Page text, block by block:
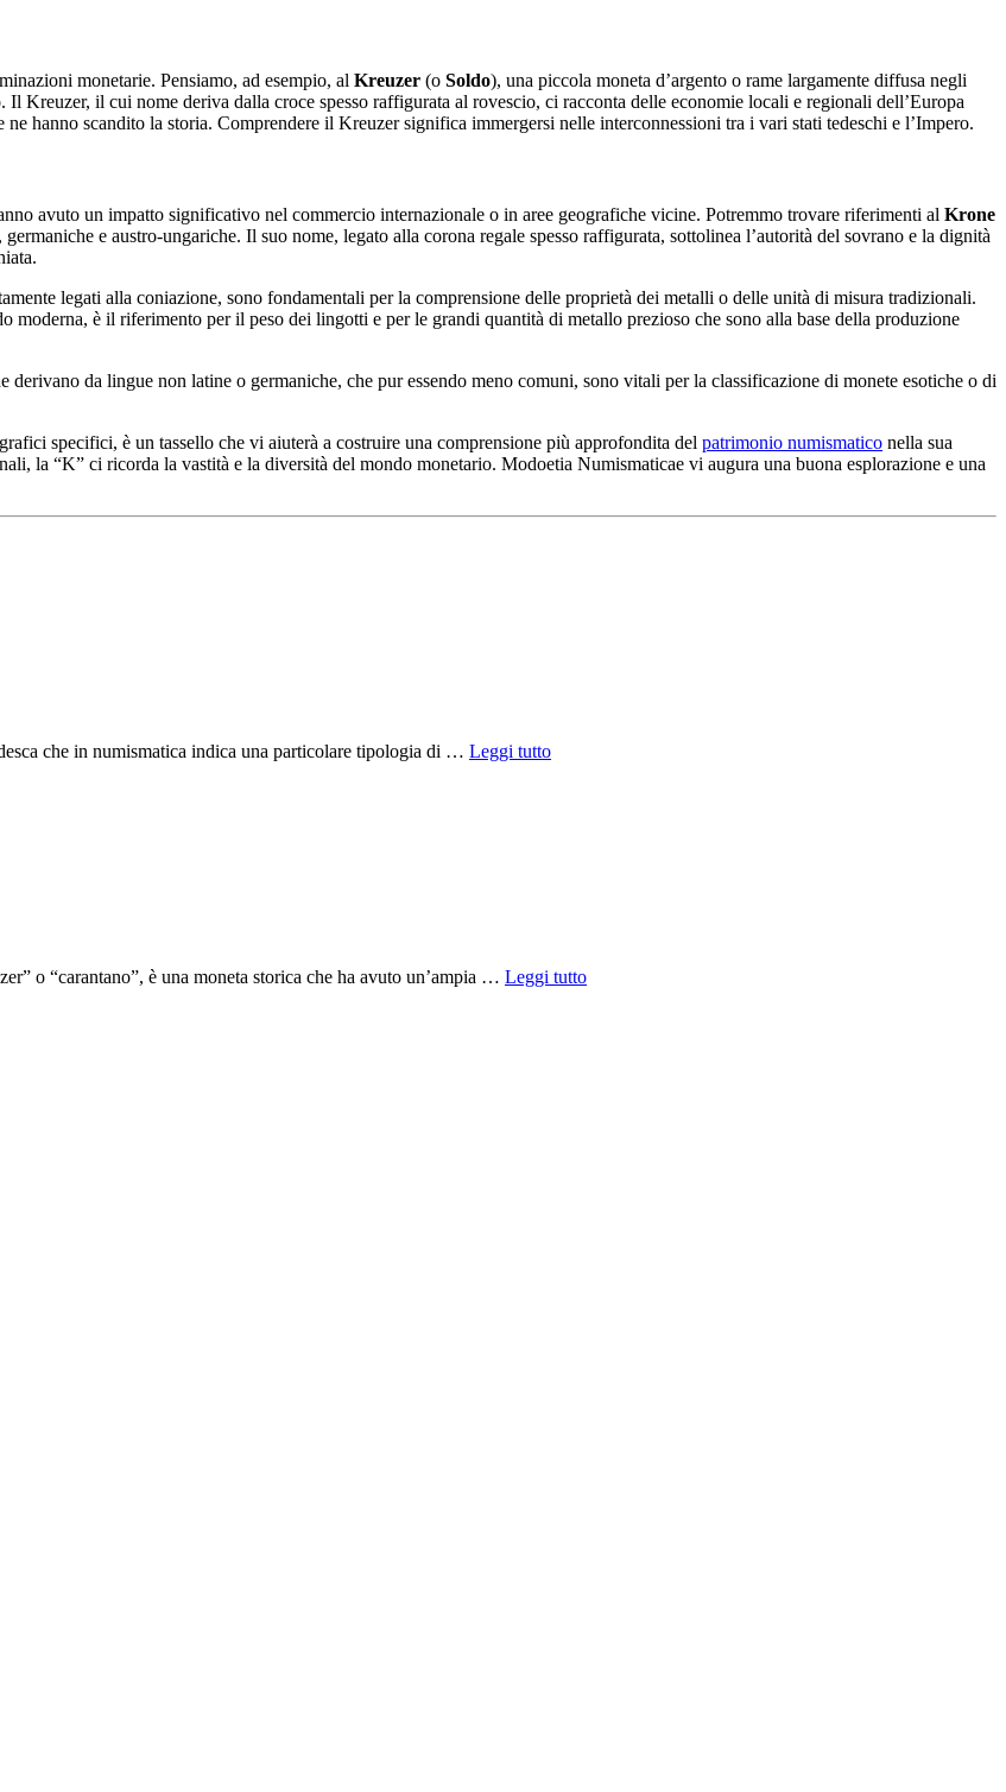
monetarie. Pensiamo, ad esempio, al Kreuzer (o Soldo), una piccola moneta d’argento o rame largamente diffusa negli
Kreuzer, il cui nome deriva dalla croce spesso raffigurata al rovescio, ci racconta delle economie locali e regionali dell’Europa
hanno scandito la storia. Comprendere il Kreuzer significa immergersi nelle interconnessioni tra i vari stati tedeschi e l’Impero.
avuto un impatto significativo nel commercio internazionale o in aree geografiche vicine. Potremmo trovare riferimenti al Krone
e austro-ungariche. Il suo nome, legato alla corona regale spesso raffigurata, sottolinea l’autorità del sovrano e la dignità
legati alla coniazione, sono fondamentali per la comprensione delle proprietà dei metalli o delle unità di misura tradizionali.
moderna, è il riferimento per il peso dei lingotti e per le grandi quantità di metallo prezioso che sono alla base della produzione
da lingue non latine o germaniche, che pur essendo meno comuni, sono vitali per la classificazione di monete esotiche o di
specifici, è un tassello che vi aiuterà a costruire una comprensione più approfondita del patrimonio numismatico nella sua
la “K” ci ricorda la vastità e la diversità del mondo monetario. Modoetia Numismaticae vi augura una buona esplorazione e una
che in numismatica indica una particolare tipologia di … Leggi tutto
o “carantano”, è una moneta storica che ha avuto un’ampia … Leggi tutto